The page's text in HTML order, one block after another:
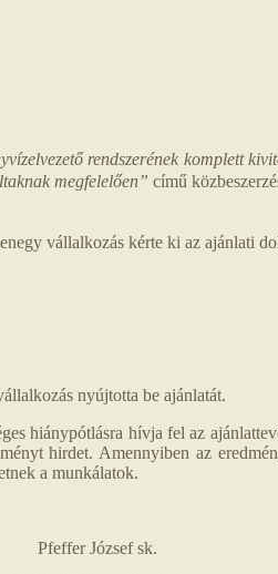
rendszerének komplett
megfelelően” című
vállalkozás kérte ki az ajánlati
nyújtotta be ajánlatát.
hiánypótlásra hívja fel az
hirdet. Amennyiben az
a munkálatok.
Pfeffer József sk.